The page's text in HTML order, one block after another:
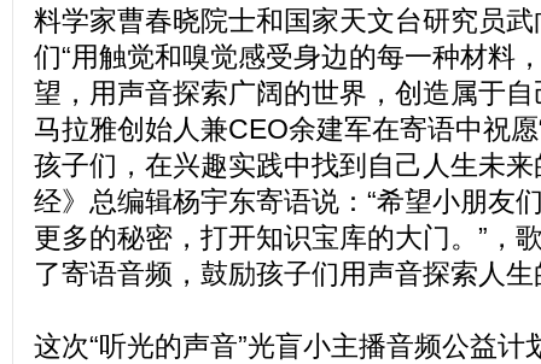
料学家曹春晓院士和国家天文台研究员
们“用触觉和嗅觉感受身边的每一种材料
望，用声音探索广阔的世界，创造属于自
马拉雅创始人兼CEO余建军在寄语中祝
孩子们，在兴趣实践中找到自己人生未来
经》总编辑杨宇东寄语说：“希望小朋友
更多的秘密，打开知识宝库的大门。”，
了寄语音频，鼓励孩子们用声音探索人
这次“听光的声音”光盲小主播音频公益计